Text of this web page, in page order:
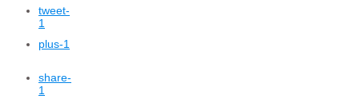
tweet-
1
plus-1
share-
1